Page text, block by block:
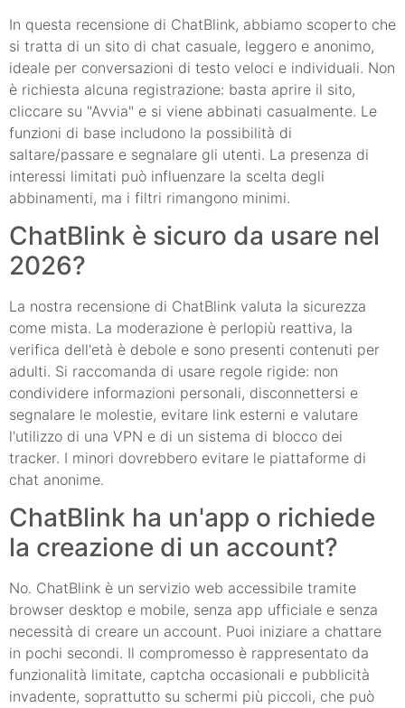
In questa recensione di ChatBlink, abbiamo scoperto che
si tratta di un sito di chat casuale, leggero e anonimo,
ideale per conversazioni di testo veloci e individuali. Non
è richiesta alcuna registrazione: basta aprire il sito,
cliccare su "Avvia" e si viene abbinati casualmente. Le
funzioni di base includono la possibilità di
saltare/passare e segnalare gli utenti. La presenza di
interessi limitati può influenzare la scelta degli
abbinamenti, ma i filtri rimangono minimi.
ChatBlink è sicuro da usare nel
2026?
La nostra recensione di ChatBlink valuta la sicurezza
come mista. La moderazione è perlopiù reattiva, la
verifica dell'età è debole e sono presenti contenuti per
adulti. Si raccomanda di usare regole rigide: non
condividere informazioni personali, disconnettersi e
segnalare le molestie, evitare link esterni e valutare
l'utilizzo di una VPN e di un sistema di blocco dei
tracker. I minori dovrebbero evitare le piattaforme di
chat anonime.
ChatBlink ha un'app o richiede
la creazione di un account?
No. ChatBlink è un servizio web accessibile tramite
browser desktop e mobile, senza app ufficiale e senza
necessità di creare un account. Puoi iniziare a chattare
in pochi secondi. Il compromesso è rappresentato da
funzionalità limitate, captcha occasionali e pubblicità
invadente, soprattutto su schermi più piccoli, che può